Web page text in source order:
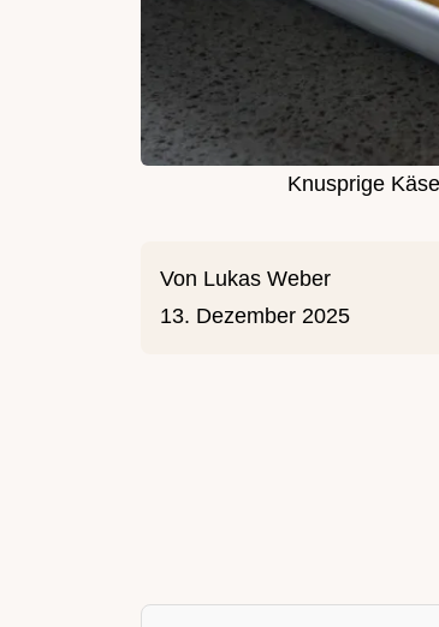
Knusprige
Von Lukas Weber
13. Dezember 2025